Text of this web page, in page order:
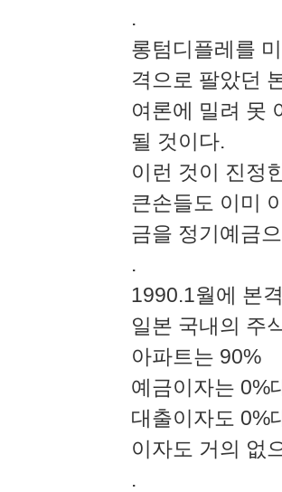
.
롱텀디플레를
격으로 팔았던
여론에 밀려 못
될 것이다.
이런 것이 진정
큰손들도 이미
금을 정기예금
.
1990.1월에 본
일본 국내의 주
아파트는 90%
예금이자는 0%
대출이자도 0%
이자도 거의 없
.